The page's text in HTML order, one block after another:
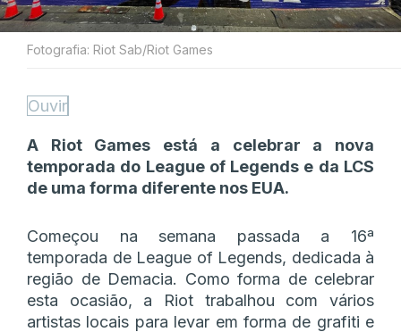
Fotografia: Riot Sab/Riot Games
Ouvir
A Riot Games está a celebrar a nova
temporada do League of Legends e da LCS
de uma forma diferente nos EUA.
Começou na semana passada a 16ª
temporada de League of Legends, dedicada à
região de Demacia. Como forma de celebrar
esta ocasião, a Riot trabalhou com vários
artistas locais para levar em forma de grafiti e